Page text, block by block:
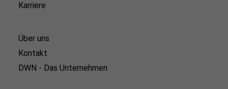
Karriere
Über uns
Kontakt
DWN - Das Unternehmen